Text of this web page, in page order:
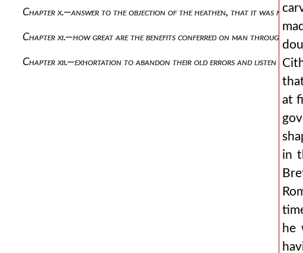
Chapter x.—answer to the objection of the heathen, that it was not
Chapter xi.—how great are the benefits conferred on man through the
Chapter xii.—exhortation to abandon their old errors and listen to
at
in
he